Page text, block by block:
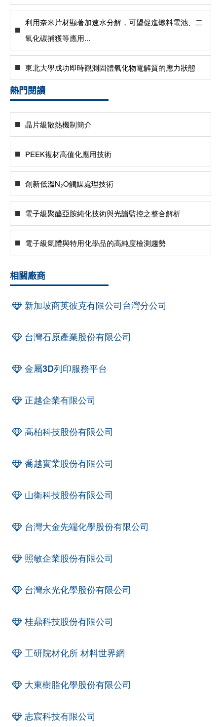
利用奈米片材顯著加速水分解，可望促進燃料電池、二
氧化碳捕獲等應用...
東北大學成功即時觀測固體氧化物電解質的應力狀態
熱門閱讀
晶片級散熱機制簡介
PEEK複材高值化應用技術
創新低溫N₂O觸媒處理技術
電子級聚醯亞胺純化技術與光譜監控之整合解析
電子級氣體與特用化學品的高純度檢測趨勢
相關廠商
新加坡商英彼克有限公司台灣分公司
台灣石原產業股份有限公司
金屬3D列印服務平台
正越企業有限公司
高柏科技股份有限公司
喬越實業股份有限公司
山衛科技股份有限公司
台灣大金先端化學股份有限公司
照敏企業股份有限公司
台灣永光化學股份有限公司
桂鼎科技股份有限公司
工研院材化所 材料世界網
大東樹脂化學股份有限公司
志宸科技有限公司